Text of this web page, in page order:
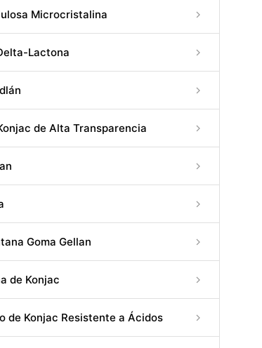
Microcristalina
Lactona
de Alta Transparencia
Goma Gellan
de Konjac
de Konjac Resistente a Ácidos